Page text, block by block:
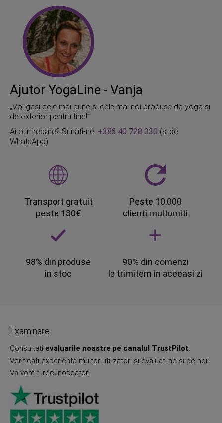
Ajutor YogaLine - Vanja
„Voi gasi cele mai bune si cele mai noi produse de yoga si
de exterior pentru tine!”
Ai o intrebare? Sunati-ne: +386 40 728 330 (si pe
WhatsApp)
Transport gratuit
peste 130€
Peste 10.000
clienti multumiti
98% din produse
in stoc
90% din comenzi
le trimitem in aceeasi zi
Examinare
Consultati evaluarile noastre pe canalul TrustPilot.
Verificati experienta multor utilizatori si evaluati-ne si pe noi!
Va vom fi recunoscatori.